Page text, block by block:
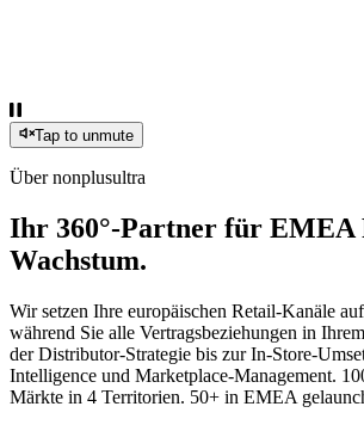
Tap to unmute
Über nonplusultra
Ihr 360°-Partner für EMEA
Wachstum.
Wir setzen Ihre europäischen Retail-Kanäle
während Sie alle Vertragsbeziehungen in
der Distributor-Strategie bis zur In-Store-
Intelligence und Marketplace-Management.
Märkte in 4 Territorien. 50+ in EMEA